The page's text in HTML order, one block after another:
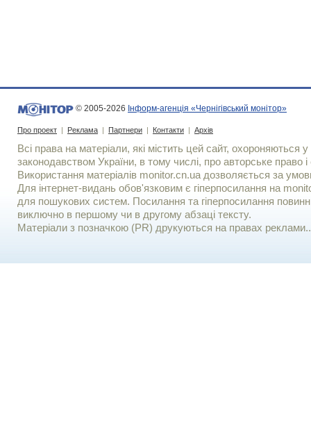
© 2005-2026 Інформ-агенція «Чернігівський монітор»
Про проект | Реклама | Партнери | Контакти | Архів
Всі права на матеріали, які містить цей сайт, охороняються у
законодавством України, в тому числі, про авторське право і
Використання матерiалiв monitor.cn.ua дозволяється за
Для iнтернет-видань обов'язковим є гiперпосилання на
для пошукових систем. Посилання та гіперпосилання
виключно в першому чи в другому абзаці тексту.
Матеріали з позначкою (PR) друкуються на правах реклами..